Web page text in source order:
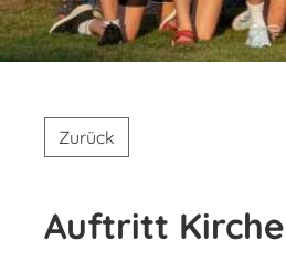
Zurück
Auftritt